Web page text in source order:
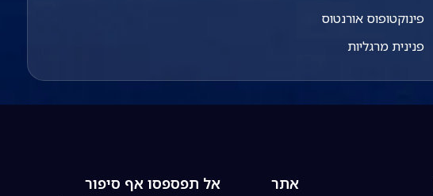
פינוקטופוס אורנטוס
פנינית מרגליות
אתר אל תפספסו אף סיפור